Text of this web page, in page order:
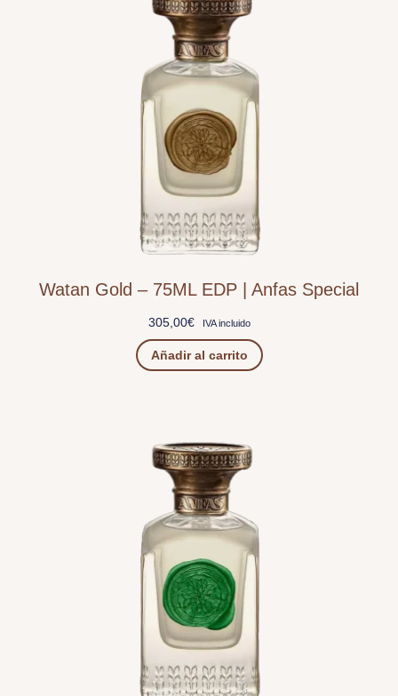
Watan Gold – 75ML EDP | Anfas Special
305,00€ IVA incluido
Añadir al carrito